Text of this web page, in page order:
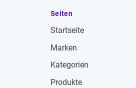
Seiten
Startseite
Marken
Kategorien
Produkte